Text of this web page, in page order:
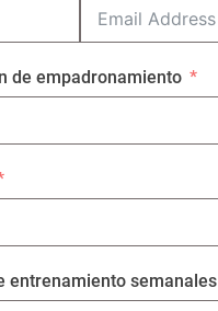
de empadronamiento
entrenamiento semanales